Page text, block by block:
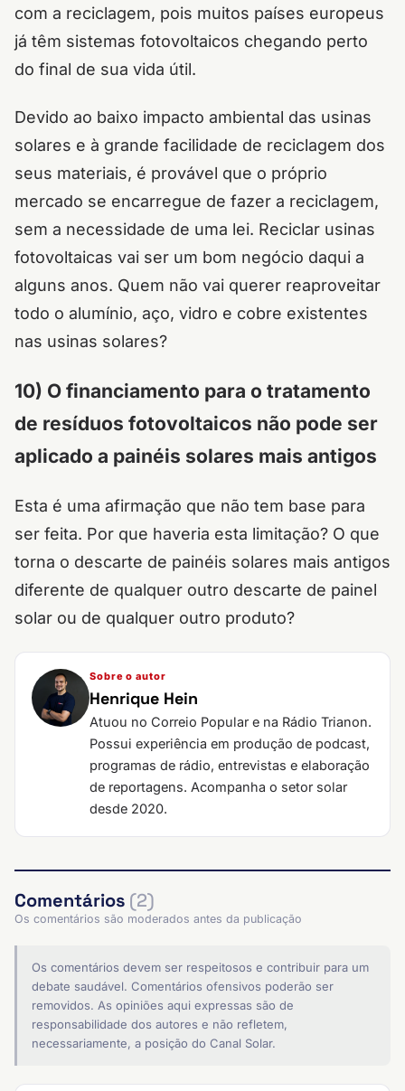
com a reciclagem, pois muitos países europeus
já têm sistemas fotovoltaicos chegando perto
do final de sua vida útil.
Devido ao baixo impacto ambiental das usinas
solares e à grande facilidade de reciclagem dos
seus materiais, é provável que o próprio
mercado se encarregue de fazer a reciclagem,
sem a necessidade de uma lei. Reciclar usinas
fotovoltaicas vai ser um bom negócio daqui a
alguns anos. Quem não vai querer reaproveitar
todo o alumínio, aço, vidro e cobre existentes
nas usinas solares?
10) O financiamento para o tratamento
de resíduos fotovoltaicos não pode ser
aplicado a painéis solares mais antigos
Esta é uma afirmação que não tem base para
ser feita. Por que haveria esta limitação? O que
torna o descarte de painéis solares mais antigos
diferente de qualquer outro descarte de painel
solar ou de qualquer outro produto?
Sobre o autor
Henrique Hein
Atuou no Correio Popular e na Rádio Trianon.
Possui experiência em produção de podcast,
programas de rádio, entrevistas e elaboração
de reportagens. Acompanha o setor solar
desde 2020.
Comentários (2)
Os comentários são moderados antes da publicação
Os comentários devem ser respeitosos e contribuir para um
debate saudável. Comentários ofensivos poderão ser
removidos. As opiniões aqui expressas são de
responsabilidade dos autores e não refletem,
necessariamente, a posição do Canal Solar.